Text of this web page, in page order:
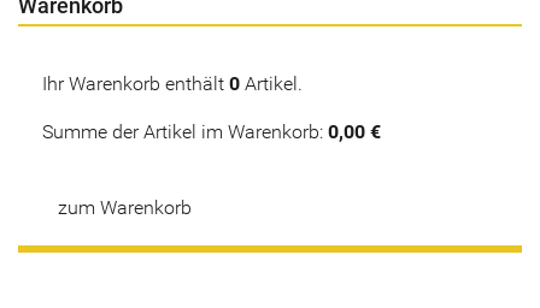
Ihr Warenkorb enthält 0 Artikel.
Summe der Artikel im Warenkorb: 0,00 €
zum Warenkorb